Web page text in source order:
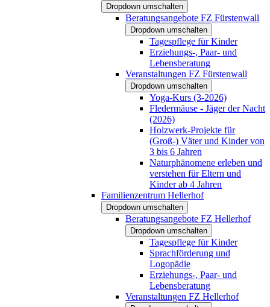
Dropdown umschalten
Beratungsangebote FZ Fürstenwall
Dropdown umschalten
Tagespflege für Kinder
Erziehungs-, Paar- und
Lebensberatung
Veranstaltungen FZ Fürstenwall
Dropdown umschalten
Yoga-Kurs (3-2026)
Fledermäuse - Jäger der Nacht
(2026)
Holzwerk-Projekte für
(Groß-) Väter und Kinder von
3 bis 6 Jahren
Naturphänomene erleben und
verstehen für Eltern und
Kinder ab 4 Jahren
Familienzentrum Hellerhof
Dropdown umschalten
Beratungsangebote FZ Hellerhof
Dropdown umschalten
Tagespflege für Kinder
Sprachförderung und
Logopädie
Erziehungs-, Paar- und
Lebensberatung
Veranstaltungen FZ Hellerhof